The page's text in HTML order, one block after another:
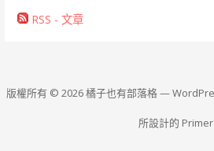
RSS - 文章
版權所有 © 2026 橘子也有部落格 —
所設計的 Primer